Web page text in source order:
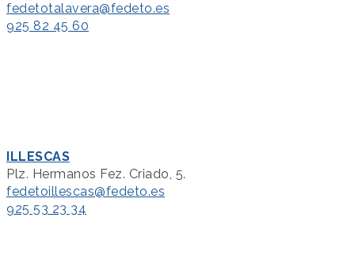
fedetotalavera@fedeto.es
925 82 45 60
ILLESCAS
Plz. Hermanos Fez. Criado, 5.
fedetoillescas@fedeto.es
925 53 23 34